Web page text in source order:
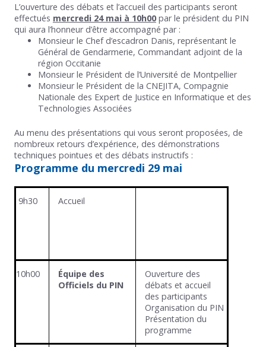
L’ouverture des débats et l’accueil des participants seront
effectués mercredi 24 mai à 10h00par le président du PIN
qui aura l’honneur d’être accompagné par :
Monsieur le Chef d’escadron Danis, représentant le
Général de Gendarmerie, Commandant adjoint de la
région Occitanie
Monsieur le Président de l’Université de Montpellier
Monsieur le Président de la CNEJITA, Compagnie
Nationale des Expert de Justice en Informatique et des
Technologies Associées
Au menu des présentations qui vous seront proposées, de
nombreux retours d’expérience, des démonstrations
techniques pointues et des débats instructifs :
Programme du mercredi 29 mai
9h30 Accueil
10h00
Équipe des
Officiels du PIN
Ouverture des
débats et accueil
des participants
Organisation du PIN
Présentation du
programme